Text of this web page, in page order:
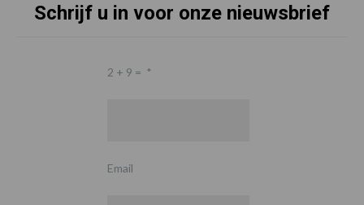
Schrijf u in voor onze nieuwsbrief
2 + 9 = *
Email